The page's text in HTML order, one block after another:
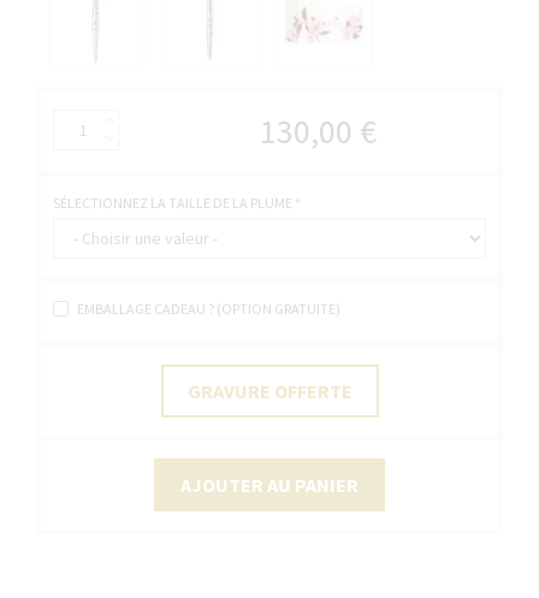
130,00 €
SÉLECTIONNEZ LA TAILLE DE LA PLUME *
EMBALLAGE CADEAU ? (OPTION GRATUITE)
GRAVURE OFFERTE
AJOUTER AU PANIER